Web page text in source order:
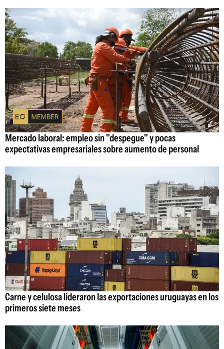
Mercado laboral: empleo sin "despegue" y pocas
expectativas empresariales sobre aumento de personal
Carne y celulosa lideraron las exportaciones uruguayas en los
primeros siete meses